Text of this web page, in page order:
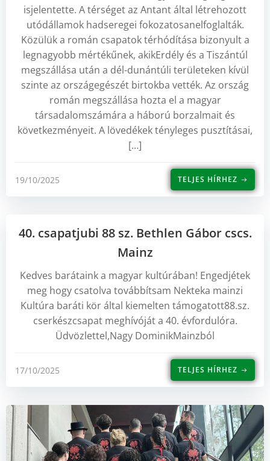
isjelentette. A térséget az Antant által létrehozott
utódállamok hadseregei fokozatosanelfoglalták.
Közülük a román csapatok térhódítása bizonyult a
legnagyobb mértékűnek, akikErdély és a Tiszántúl
megszállása után a dél-dunántúli területeken kívül
szinte az országegészét birtokba vették. Az ország
román megszállása hozta el a magyar
társadalomszámára a háború borzalmait és
következményeit. A lövedékek tényleges pusztításai,
[…]
19/10/2025 TELJES HÍRHEZ
40. csapatjubi 88 sz. Bethlen Gábor cscs.
Mainz
Kedves barátaink a magyar kultúrában! Engedjétek
meg hogy csatolva továbbítsam Nekteka mainzi
Kultúra baráti kör által kiemelten támogatott88.sz.
cserkészcsapat meghívóját a 40. évfordulóra.
Üdvözlettel,Nagy DominikMainzból
17/10/2025 TELJES HÍRHEZ